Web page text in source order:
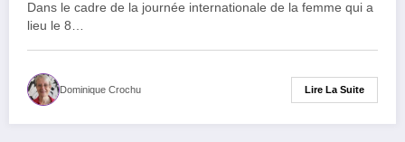
Dans le cadre de la journée internationale de la femme qui a
lieu le 8…
Dominique Crochu Lire La Suite